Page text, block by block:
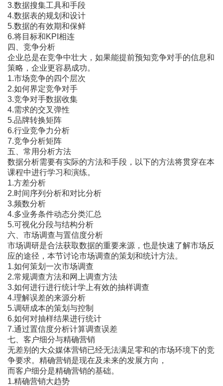
3.数据搜集工具和手段
4.数据表的规划和设计
5.数据的有效期和保鲜
6.将目标和KPI相连
四、竞争分析
企业总是在竞争中壮大，如果能提前预知竞争对手的信息和
策略，企业更容易成功。
1.市场竞争的四个层次
2.如何界定竞争对手
3.竞争对手数据收集
4.需求的交叉弹性
5.品牌转换矩阵
6.行业竞争力分析
7.竞争分析矩阵
五、常用分析方法
数据分析需要有实际的方法和手段，以下的方法将贯穿在本
课程中进行学习和演练。
1.方差分析
2.时间序列分析和对比分析
3.频数分析
4.多业务条件动态分类汇总
5.可视化分段与结构分析
六、市场调查与置信度分析
市场调研是合法获取数据的重要来源，也是快速了解市场反
应的途径，本节讨论市场调查的策划和统计方法。
1.如何策划一次市场调查
2.常规调查方法和网上调查方法
3.如何进行进行统计学上有效的抽样调查
4.理解误差的来源分析
5.调研成本的策划与控制
6.如何对抽样结果进行统计
7.通过置信度分析计算调查误差
七、客户细分与精确营销
无差别的大众媒体营销已经无法满足零和的市场环境下的竞
争要求。精确营销是现在及未来的发展方向，
而客户细分是精确营销的基础。
1.精确营销大趋势